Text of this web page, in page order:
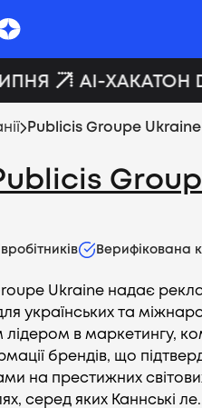
AI-ХАКАТОН
Publicis Groupe Ukraine
Верифікована
Ukraine надає
українських та
лідером в маркетингу,
брендів, що
на престижних
серед яких Каннські